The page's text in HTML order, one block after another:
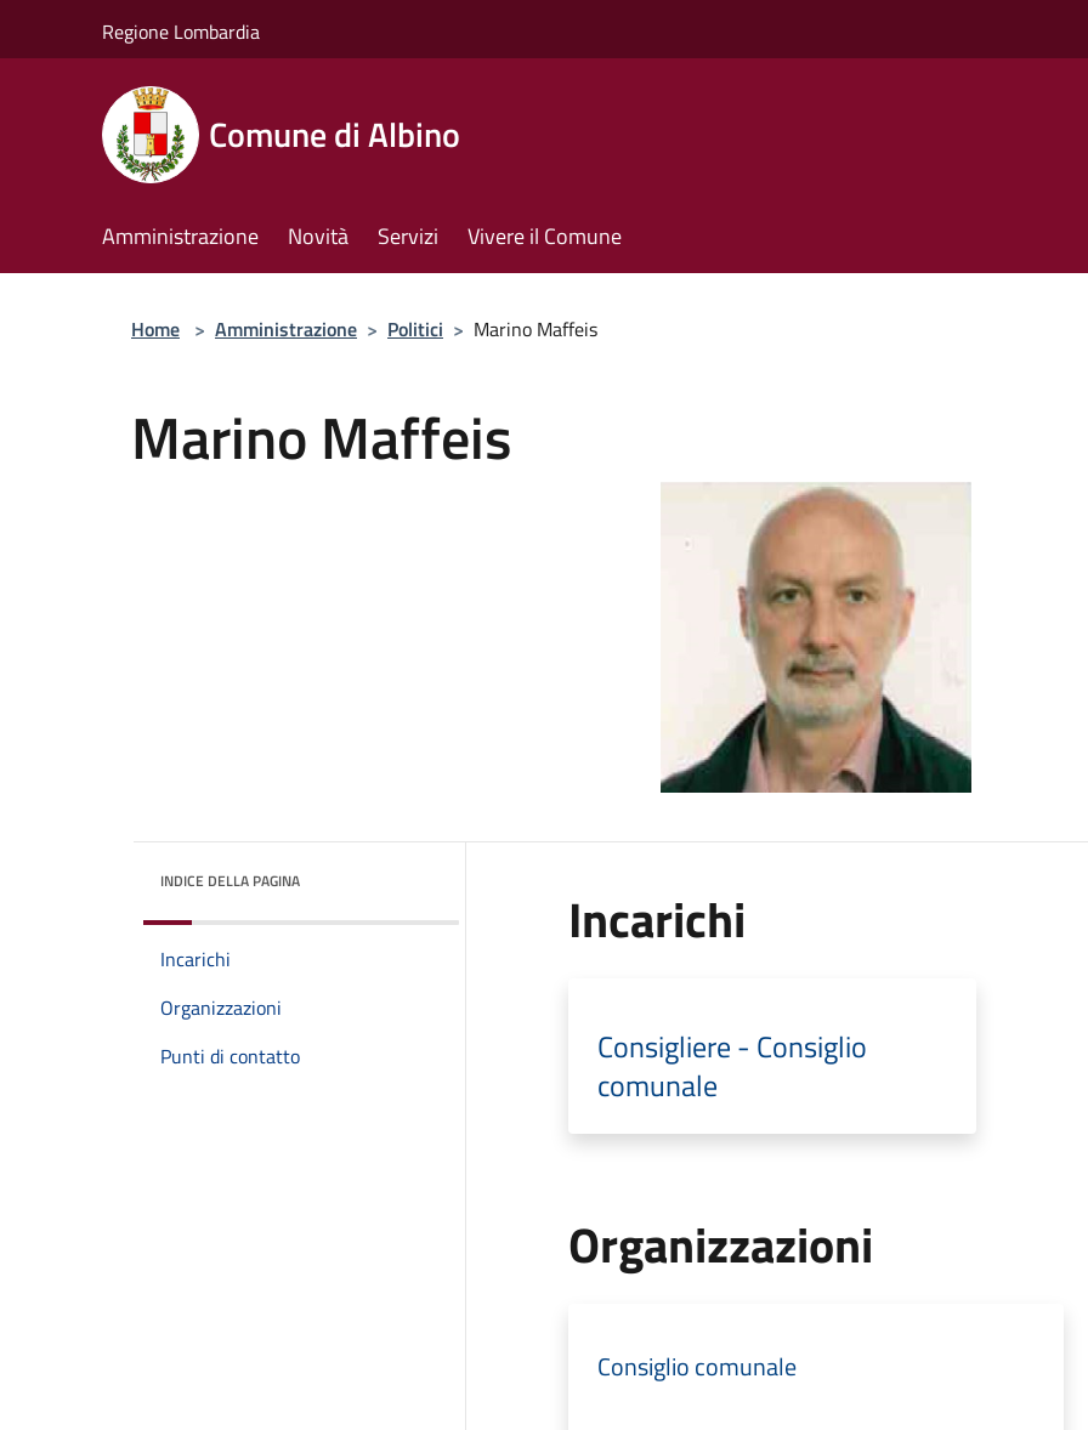
Regione Lombardia
Comune di Albino
Amministrazione Novità Servizi Vivere il Comune
Home > Amministrazione > Politici > Marino Maffeis
Marino Maffeis
INDICE DELLA PAGINA
Incarichi
Organizzazioni
Punti di contatto
Incarichi
Consigliere - Consiglio
comunale
Organizzazioni
Consiglio comunale